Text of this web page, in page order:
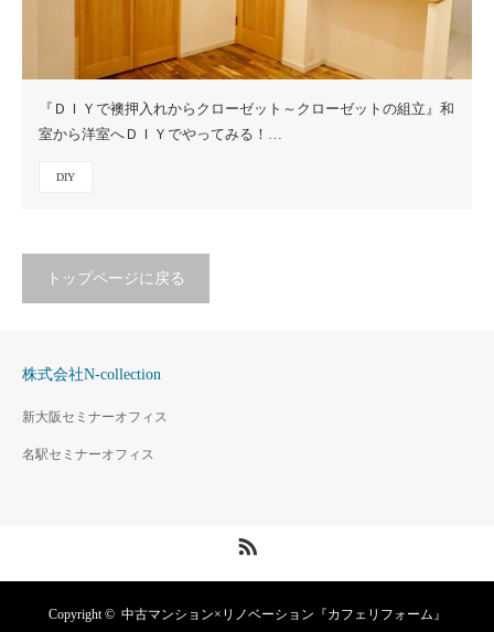
『ＤＩＹで襖押入れからクローゼット～クローゼットの組立』和
室から洋室へＤＩＹでやってみる！…
DIY
トップページに戻る
株式会社N-collection
新大阪セミナーオフィス
名駅セミナーオフィス
Copyright © 中古マンション×リノベーション『カフェリフォーム』